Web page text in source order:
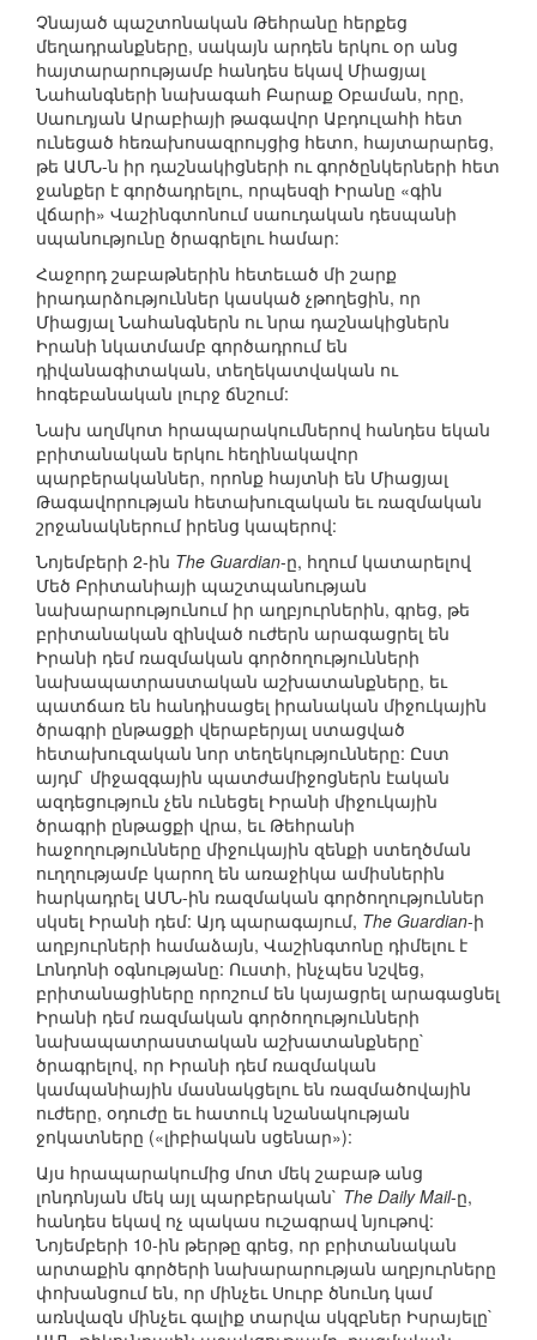
Չնայած պաշտոնական Թեհրանը հերքեց
մեղադրանքները, սակայն արդեն երկու օր անց
հայտարարությամբ հանդես եկավ Միացյալ
Նահանգների նախագահ Բարաք Օբաման, որը,
Սաուդյան Արաբիայի թագավոր Աբդուլահի հետ
ունեցած հեռախոսազրույցից հետո, հայտարարեց,
թե ԱՄՆ-ն իր դաշնակիցների ու գործընկերների հետ
ջանքեր է գործադրելու, որպեսզի Իրանը «գին
վճարի» Վաշինգտոնում սաուդական դեսպանի
սպանությունը ծրագրելու համար:
Հաջորդ շաբաթներին հետեւած մի շարք
իրադարձություններ կասկած չթողեցին, որ
Միացյալ Նահանգներն ու նրա դաշնակիցներն
Իրանի նկատմամբ գործադրում են
դիվանագիտական, տեղեկատվական ու
հոգեբանական լուրջ ճնշում:
Նախ աղմկոտ հրապարակումներով հանդես եկան
բրիտանական երկու հեղինակավոր
պարբերականներ, որոնք հայտնի են Միացյալ
Թագավորության հետախուզական եւ ռազմական
շրջանակներում իրենց կապերով:
Նոյեմբերի 2-ին The Guardian-ը, հղում կատարելով
Մեծ Բրիտանիայի պաշտպանության
նախարարությունում իր աղբյուրներին, գրեց, թե
բրիտանական զինված ուժերն արագացրել են
Իրանի դեմ ռազմական գործողությունների
նախապատրաստական աշխատանքները, եւ
պատճառ են հանդիսացել իրանական միջուկային
ծրագրի ընթացքի վերաբերյալ ստացված
հետախուզական նոր տեղեկությունները: Ըստ
այդմ` միջազգային պատժամիջոցներն էական
ազդեցություն չեն ունեցել Իրանի միջուկային
ծրագրի ընթացքի վրա, եւ Թեհրանի
հաջողությունները միջուկային զենքի ստեղծման
ուղղությամբ կարող են առաջիկա ամիսներին
հարկադրել ԱՄՆ-ին ռազմական գործողություններ
սկսել Իրանի դեմ: Այդ պարագայում, The Guardian-ի
աղբյուրների համաձայն, Վաշինգտոնը դիմելու է
Լոնդոնի օգնությանը: Ուստի, ինչպես նշվեց,
բրիտանացիները որոշում են կայացրել արագացնել
Իրանի դեմ ռազմական գործողությունների
նախապատրաստական աշխատանքները`
ծրագրելով, որ Իրանի դեմ ռազմական
կամպանիային մասնակցելու են ռազմածովային
ուժերը, օդուժը եւ հատուկ նշանակության
ջոկատները («լիբիական սցենար»):
Այս հրապարակումից մոտ մեկ շաբաթ անց
լոնդոնյան մեկ այլ պարբերական` The Daily Mail-ը,
հանդես եկավ ոչ պակաս ուշագրավ նյութով:
Նոյեմբերի 10-ին թերթը գրեց, որ բրիտանական
արտաքին գործերի նախարարության աղբյուրները
փոխանցում են, որ մինչեւ Սուրբ ծնունդ կամ
առնվազն մինչեւ գալիք տարվա սկզբներ Իսրայելը`